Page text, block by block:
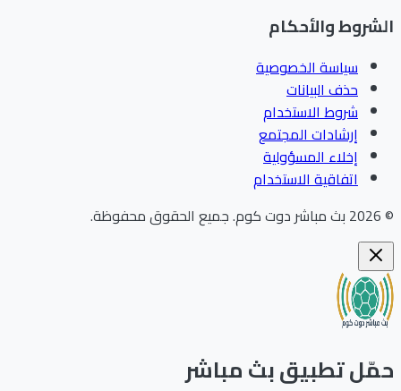
والأحكام
سياسة الخصوصية
حذف البيانات
شروط الاستخدام
إرشادات المجتمع
إخلاء المسؤولية
اتفاقية الاستخدام
بث مباشر دوت كوم.جميع الحقوق محفوظة.
تطبيق بث مباشر